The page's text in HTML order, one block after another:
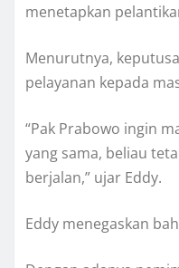
menetapkan
Menurutnya,
pelayanan kepada
“Pak Prabowo ingin
yang sama, beliau
berjalan,” ujar Eddy.
Eddy menegaskan